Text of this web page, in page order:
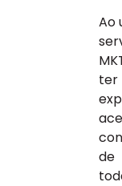
Ao
ter